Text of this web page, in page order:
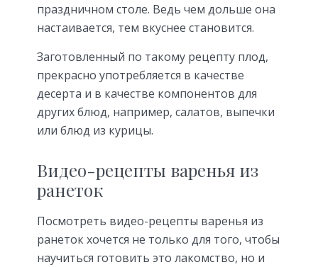
праздничном столе. Ведь чем дольше она
настаивается, тем вкуснее становится.
Заготовленный по такому рецепту плод,
прекрасно употребляется в качестве
десерта и в качестве компонентов для
других блюд, например, салатов, выпечки
или блюд из курицы.
Видео-рецепты варенья из
ранеток
Посмотреть видео-рецепты варенья из
ранеток хочется не только для того, чтобы
научиться готовить это лакомство, но и